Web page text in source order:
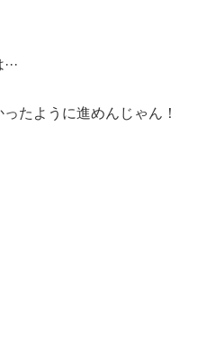
たように進めんじゃん！